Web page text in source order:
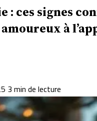
: ces signes
à
3 min de lecture